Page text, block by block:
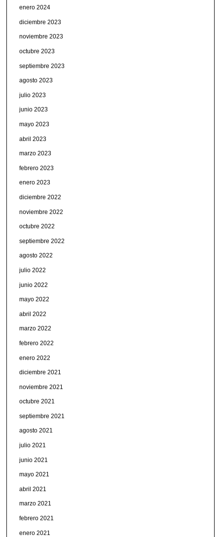
enero 2024
diciembre 2023
noviembre 2023
octubre 2023
septiembre 2023
agosto 2023
julio 2023
junio 2023
mayo 2023
abril 2023
marzo 2023
febrero 2023
enero 2023
diciembre 2022
noviembre 2022
octubre 2022
septiembre 2022
agosto 2022
julio 2022
junio 2022
mayo 2022
abril 2022
marzo 2022
febrero 2022
enero 2022
diciembre 2021
noviembre 2021
octubre 2021
septiembre 2021
agosto 2021
julio 2021
junio 2021
mayo 2021
abril 2021
marzo 2021
febrero 2021
enero 2021